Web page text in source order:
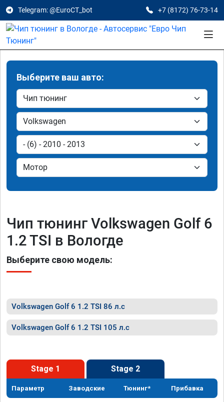
Telegram: @EuroCT_bot +7 (8172) 76-73-14
Выберите ваш авто:
Чип тюнинг Volkswagen Golf 6
1.2 TSI в Вологде
Выберите свою модель:
Volkswagen Golf 6 1.2 TSI 86 л.с
Volkswagen Golf 6 1.2 TSI 105 л.с
Stage 1 Stage 2
Параметр Заводские Тюнинг* Прибавка